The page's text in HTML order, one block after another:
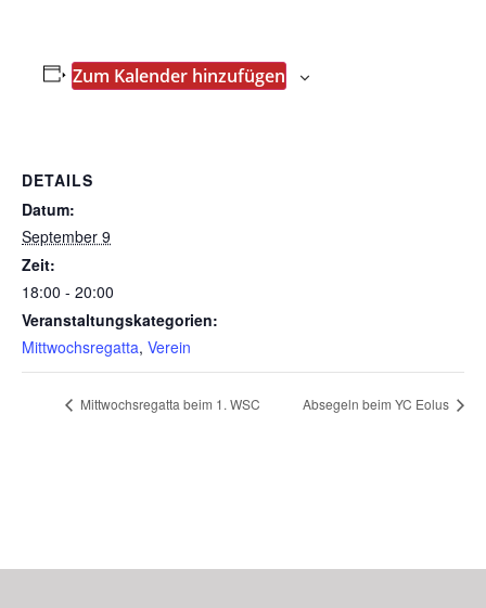
Zum Kalender hinzufügen
DETAILS
Datum:
September 9
Zeit:
18:00 - 20:00
Veranstaltungskategorien:
Mittwochsregatta, Verein
Mittwochsregatta beim 1. WSC Absegeln beim YC Eolus